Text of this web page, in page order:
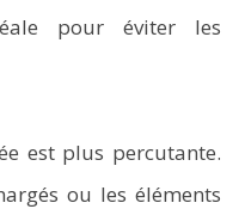
pour éviter les
est plus percutante.
ou les éléments